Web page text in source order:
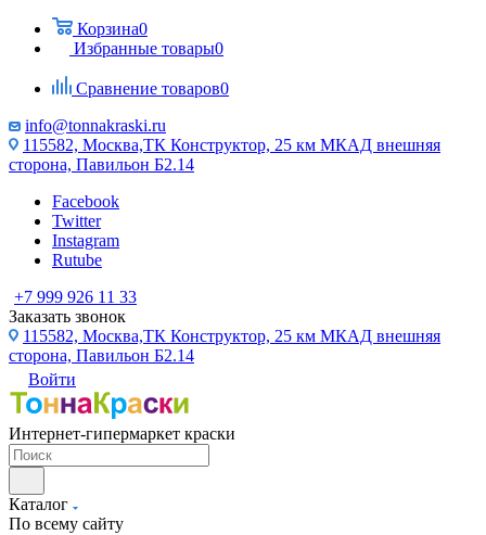
Корзина0
Избранные товары0
Сравнение товаров0
info@tonnakraski.ru
115582, Москва,ТК Конструктор, 25 км МКАД внешняя
сторона, Павильон Б2.14
Facebook
Twitter
Instagram
Rutube
+7 999 926 11 33
Заказать звонок
115582, Москва,ТК Конструктор, 25 км МКАД внешняя
сторона, Павильон Б2.14
Войти
Интернет-гипермаркет краски
Каталог
По всему сайту